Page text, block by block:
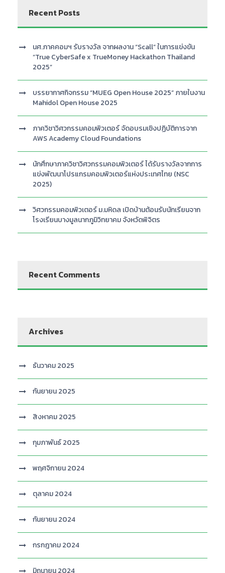
Recent Posts
นศ.ภาคคอมฯ รับรางวัล จากผลงาน “Scall” ในการแข่งขัน
“True CyberSafe x TrueMoney Hackathon Thailand
2025”
บรรยากาศกิจกรรม “MUEG Open House 2025” ภายในงาน
Mahidol Open House 2025
ภาควิชาวิศวกรรมคอมพิวเตอร์ จัดอบรมเชิงปฏิบัติการจาก
AWS Academy Cloud Foundations
นักศึกษาภาควิชาวิศวกรรมคอมพิวเตอร์ ได้รับรางวัลจากการ
แข่งพัฒนาโปรแกรมคอมพิวเตอร์แห่งประเทศไทย (NSC
2025)
วิศวกรรมคอมพิวเตอร์ ม.มหิดล เปิดบ้านต้อนรับนักเรียนจาก
โรงเรียนบางมูลนากภูมิวิทยาคม จังหวัดพิจิตร
Recent Comments
Archives
ธันวาคม 2025
กันยายน 2025
สิงหาคม 2025
กุมภาพันธ์ 2025
พฤศจิกายน 2024
ตุลาคม 2024
กันยายน 2024
กรกฎาคม 2024
มิถุนายน 2024